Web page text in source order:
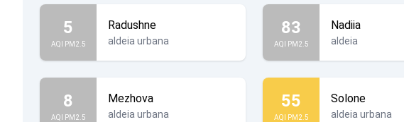
5
AQI PM2.5
Radushne
aldeia urbana
83
AQI PM2.5
Nadiia
aldeia
8
AQI PM2.5
Mezhova
aldeia urbana
55
AQI PM2.5
Solone
aldeia urbana